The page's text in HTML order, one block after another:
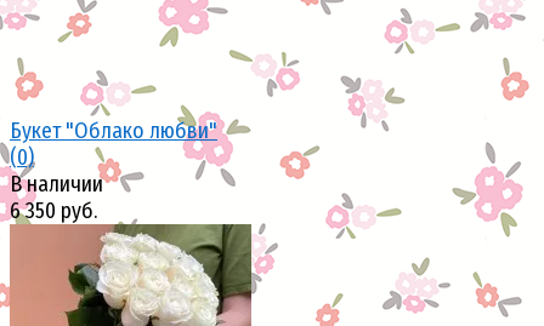
Букет "Облако любви"
(0)
В наличии
6 350 руб.